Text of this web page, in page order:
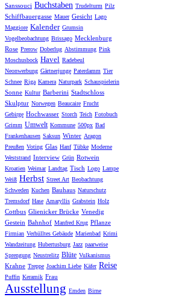
Sanssouci Buchstaben Trudelturm Pilz
Schiffbauergasse Mauer Gesicht Lago
Maggiore Kalender Grumsin
Vogelbeobachtung Brissago Mecklenburg
Rose Prerow Doberlug Abstimmung Pink
Moschusbock Havel Radebeul
Neonwerbung Gärtnerjunge Paterdamm Tier
Schnee Riga Kamera Naturpark Schauspielerin
Sonne Kultur Barberini Stadtschloss
Skulptur Norwegen Beaucaire Frucht
Gebirge Hochwasser Storch Teich Fotobuch
Grimm Umwelt Kommune 500px Bad
Frankenhausen Saksun Winter Aragon
Preußen Voting Glas Hanf Tübke Moderne
Weststrand Interview Grün Rotwein
Kroatien Weimar Landtag Tisch Logo Lampe
Weiß Herbst Street Art Beobachtung
Schweden Kuchen Bauhaus Naturschutz
Tremsdorf Hase Amaryllis Grabstein Holz
Cottbus Glienicker Brücke Venedig
Gestein Bahnhof Manfred Krug Pflanze
Firmian Verhülltes Gebäude Marienbad Krimi
Wandzeitung Hubertusburg Jazz paarweise
Sprengung Neustrelitz Blüte Vulkanismus
Krahne Treppe Joachim Liebe Käfer Reise
Puffin Keramik Frau
Ausstellung Emden Birne